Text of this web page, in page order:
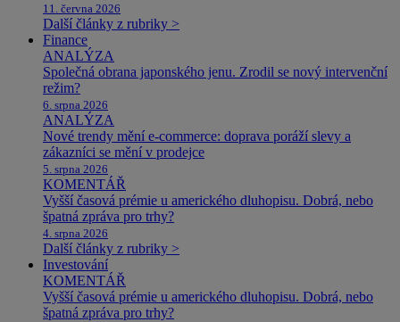
11. června 2026
Další články z rubriky >
Finance
ANALÝZA
Společná obrana japonského jenu. Zrodil se nový intervenční
režim?
6. srpna 2026
ANALÝZA
Nové trendy mění e-commerce: doprava poráží slevy a
zákazníci se mění v prodejce
5. srpna 2026
KOMENTÁŘ
Vyšší časová prémie u amerického dluhopisu. Dobrá, nebo
špatná zpráva pro trhy?
4. srpna 2026
Další články z rubriky >
Investování
KOMENTÁŘ
Vyšší časová prémie u amerického dluhopisu. Dobrá, nebo
špatná zpráva pro trhy?